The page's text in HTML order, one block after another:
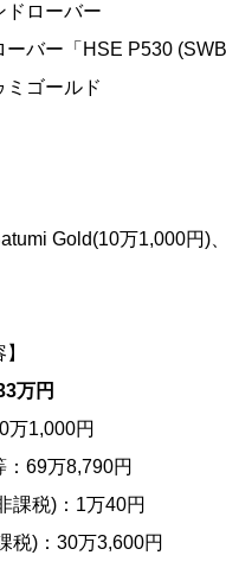
ドローバー
バー「HSE P530
ミゴールド
Gold(10万1,000円)
万円
万1,000円
69万8,790円
課税)：1万40円
税)：30万3,600円